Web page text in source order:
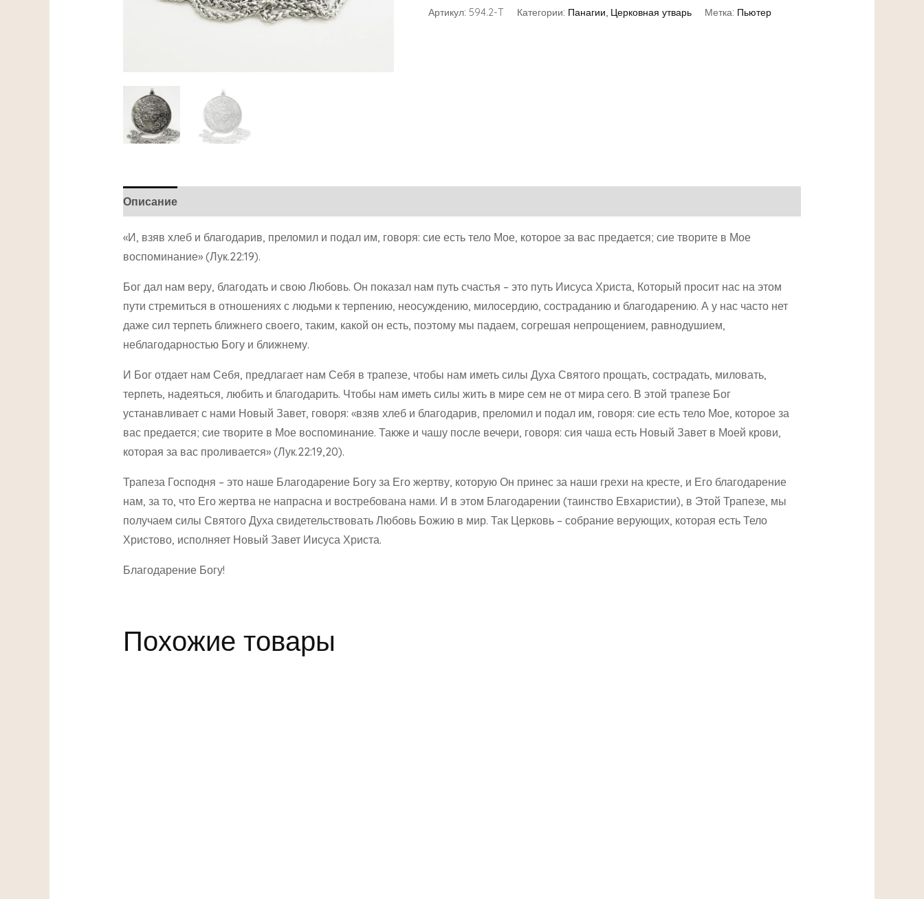
Артикул: 594.2-T Категории: Панагии, Церковная утварь Метка: Пьютер
Описание
«И, взяв хлеб и благодарив, преломил и подал им, говоря: сие есть тело Мое, которое за вас предается; сие творите в Мое
воспоминание» (Лук.22:19).
Бог дал нам веру, благодать и свою Любовь. Он показал нам путь счастья – это путь Иисуса Христа, Который просит нас на этом
пути стремиться в отношениях с людьми к терпению, неосуждению, милосердию, состраданию и благодарению. А у нас часто нет
даже сил терпеть ближнего своего, таким, какой он есть, поэтому мы падаем, согрешая непрощением, равнодушием,
неблагодарностью Богу и ближнему.
И Бог отдает нам Себя, предлагает нам Себя в трапезе, чтобы нам иметь силы Духа Святого прощать, сострадать, миловать,
терпеть, надеяться, любить и благодарить. Чтобы нам иметь силы жить в мире сем не от мира сего. В этой трапезе Бог
устанавливает с нами Новый Завет, говоря: «взяв хлеб и благодарив, преломил и подал им, говоря: сие есть тело Мое, которое за
вас предается; сие творите в Мое воспоминание. Также и чашу после вечери, говоря: сия чаша есть Новый Завет в Моей крови,
которая за вас проливается» (Лук.22:19,20).
Трапеза Господня – это наше Благодарение Богу за Его жертву, которую Он принес за наши грехи на кресте, и Его благодарение
нам, за то, что Его жертва не напрасна и востребована нами. И в этом Благодарении (таинство Евхаристии), в Этой Трапезе, мы
получаем силы Святого Духа свидетельствовать Любовь Божию в мир. Так Церковь – собрание верующих, которая есть Тело
Христово, исполняет Новый Завет Иисуса Христа.
Благодарение Богу!
Похожие товары